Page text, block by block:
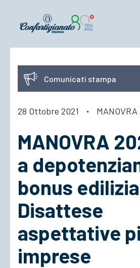
Notizie e Documenti
Confartigianato
Cosa Facciamo
ACCEDI
Comunicati stampa
28 Ottobre 2021 ·
MANOVRA
a
bonus
Disattese
aspettative
imprese